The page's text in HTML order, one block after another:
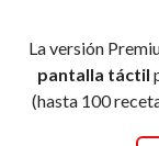
La versión
pantalla táctil
(hasta 100